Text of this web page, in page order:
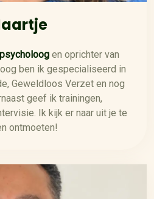
psycholoogen oprichter van
ben ik gespecialiseerd in
Geweldloos Verzet en nog
geef ik trainingen,
Ik kijk er naar uit je te
ontmoeten!